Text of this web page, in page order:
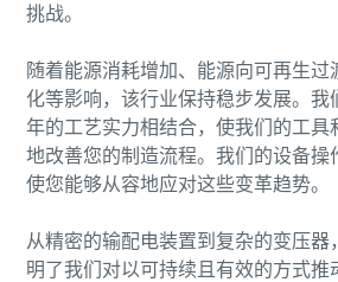
挑战。
随着能源消耗增加、能源向可再生
化等影响，该行业保持稳步发展。我
年的工艺实力相结合，使我们的工具
地改善您的制造流程。我们的设备操
使您能够从容地应对这些变革趋势。
从精密的输配电装置到复杂的变压器
明了我们对以可持续且有效的方式推